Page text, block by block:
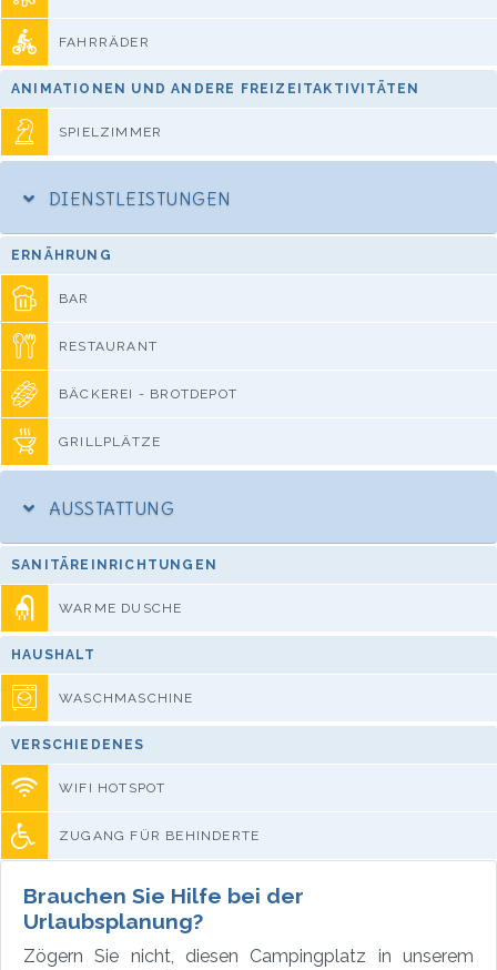
FAHRRÄDER
ANIMATIONEN UND ANDERE FREIZEITAKTIVITÄTEN
SPIELZIMMER
DIENSTLEISTUNGEN
ERNÄHRUNG
BAR
RESTAURANT
BÄCKEREI - BROTDEPOT
GRILLPLÄTZE
AUSSTATTUNG
SANITÄREINRICHTUNGEN
WARME DUSCHE
HAUSHALT
WASCHMASCHINE
VERSCHIEDENES
WIFI HOTSPOT
ZUGANG FÜR BEHINDERTE
Brauchen Sie Hilfe bei der
Urlaubsplanung?
Zögern Sie nicht, diesen Campingplatz in unserem